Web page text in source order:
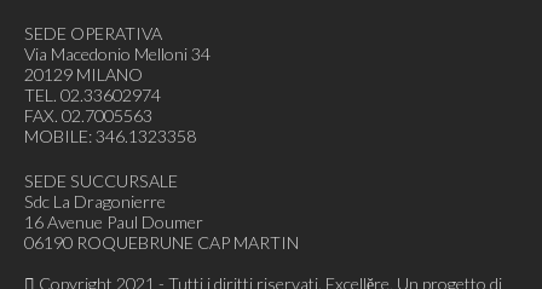
SEDE OPERATIVA
Via Macedonio Melloni 34
20129 MILANO
TEL. 02.33602974
FAX. 02.7005563
MOBILE: 346.1323358
SEDE SUCCURSALE
Sdc La Dragonierre
16 Avenue Paul Doumer
06190 ROQUEBRUNE CAP MARTIN
Copyright 2021 - Tutti i diritti riservati. Excellĕre, Un progetto di